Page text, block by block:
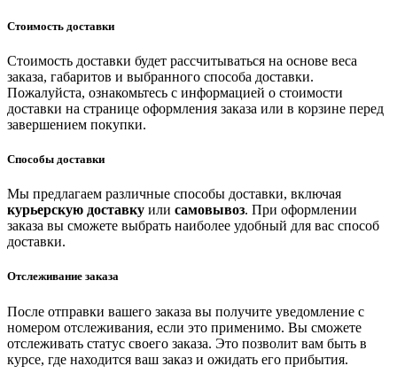
Стоимость доставки
Стоимость доставки будет рассчитываться на основе веса
заказа, габаритов и выбранного способа доставки.
Пожалуйста, ознакомьтесь с информацией о стоимости
доставки на странице оформления заказа или в корзине перед
завершением покупки.
Способы доставки
Мы предлагаем различные способы доставки, включая
курьерскую доставку или самовывоз. При оформлении
заказа вы сможете выбрать наиболее удобный для вас способ
доставки.
Отслеживание заказа
После отправки вашего заказа вы получите уведомление с
номером отслеживания, если это применимо. Вы сможете
отслеживать статус своего заказа. Это позволит вам быть в
курсе, где находится ваш заказ и ожидать его прибытия.